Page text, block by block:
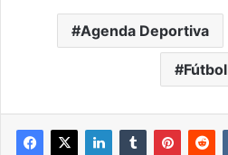
Agenda Deportiva
Fútbol